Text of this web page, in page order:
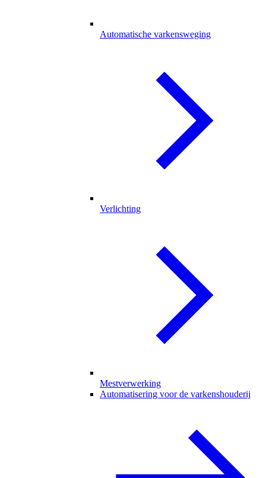
Automatische varkensweging
Verlichting
Mestverwerking
Automatisering voor de varkenshouderij